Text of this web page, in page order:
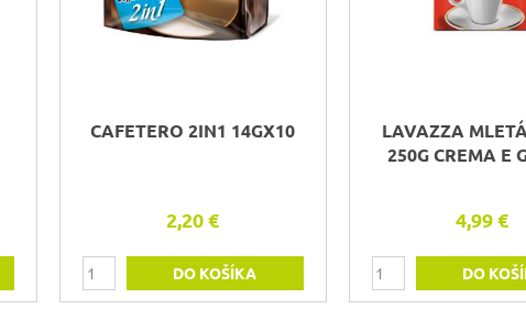
CAFETERO 2IN1 14GX10
2,20 €
DO KOŠÍKA
LAVAZZA
250G CREMA E
4,99 €
DO